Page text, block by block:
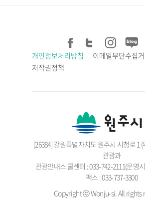
개인정보처리방침
이메일무단수집
저작권정책
[26384] 강원특별자치도 원주시 시청로 1
관광과
관광안내소 콜센터 : 033-742-2111(운영
팩스 : 033-737-3300
Copyright ⓒ Wonju-si. All rights